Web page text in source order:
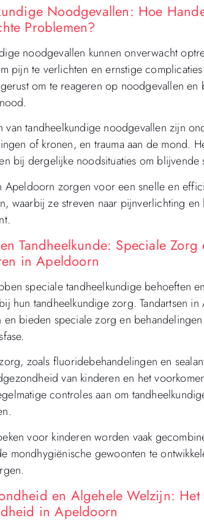
Noodgevallen: Hoe
Problemen?
noodgevallen kunnen onverwacht
pijn te verlichten en ernstige
om te reageren op noodgevallen en
van tandheelkundige noodgevallen zijn
of kronen, en trauma aan de mond.
bij dergelijke noodsituaties om blijvende
Apeldoorn zorgen voor een snelle en
waarbij ze streven naar pijnverlichting
Tandheelkunde: Speciale
in Apeldoorn
speciale tandheelkundige behoeften
hun tandheelkundige zorg. Tandartsen
en bieden speciale zorg en
zoals fluoridebehandelingen en
van kinderen en het
controles aan om
voor kinderen worden vaak
mondhygiënische gewoonten te
en Algehele Welzijn: Het
in Apeldoorn